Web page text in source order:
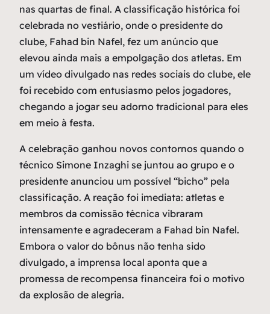
nas quartas de final. A classificação histórica foi
celebrada no vestiário, onde o presidente do
clube, Fahad bin Nafel, fez um anúncio que
elevou ainda mais a empolgação dos atletas. Em
um vídeo divulgado nas redes sociais do clube, ele
foi recebido com entusiasmo pelos jogadores,
chegando a jogar seu adorno tradicional para eles
em meio à festa.
A celebração ganhou novos contornos quando o
técnico Simone Inzaghi se juntou ao grupo e o
presidente anunciou um possível “bicho” pela
classificação. A reação foi imediata: atletas e
membros da comissão técnica vibraram
intensamente e agradeceram a Fahad bin Nafel.
Embora o valor do bônus não tenha sido
divulgado, a imprensa local aponta que a
promessa de recompensa financeira foi o motivo
da explosão de alegria.